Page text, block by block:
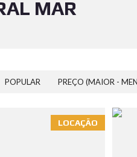
MAR
POPULAR PREÇO (MAIOR -
LOCAÇÃO